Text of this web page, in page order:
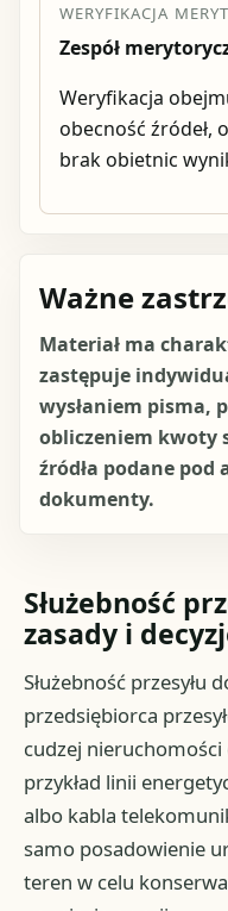
WERYFIKACJA
Zespół
Weryfikacja
obecność źródeł,
brak obietnic
Ważne
Materiał ma
zastępuje
wysłaniem pisma,
obliczeniem kwoty
źródła podane pod
dokumenty.
Służebność
zasady i
Służebność przesyłu
przedsiębiorca
cudzej
przykład linii
albo kabla
samo posadowienie
teren w celu